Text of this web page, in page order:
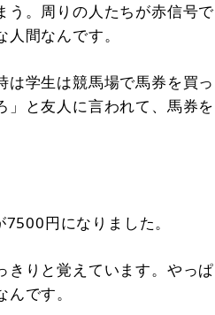
う。周りの人たちが赤信号で
間なんです。
学生は競馬場で馬券を買っ
」と友人に言われて、馬券を
円になりました。
きりと覚えています。やっぱ
です。